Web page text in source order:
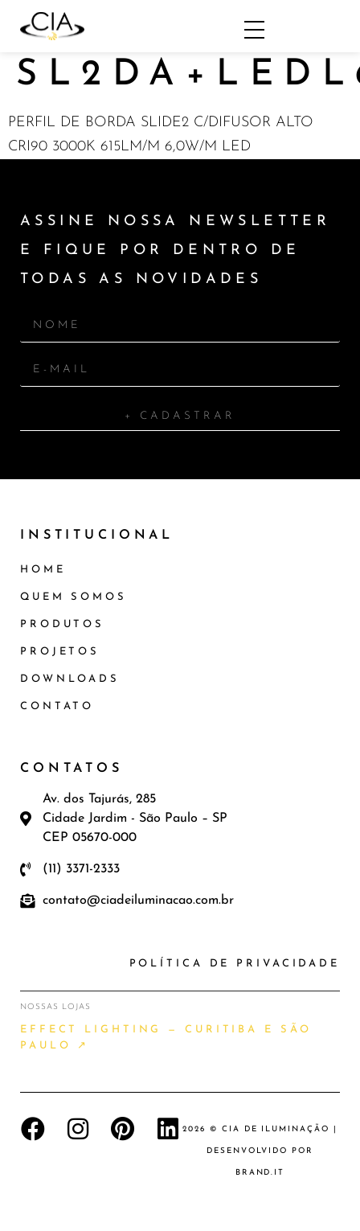
PERFIL DE BORDA SLIDE2 C/DIFUSOR ALTO
CRI90 3000K 615LM/M 6,0W/M LED
ASSINE NOSSA NEWSLETTER
E FIQUE POR DENTRO DE
TODAS AS NOVIDADES
+ CADASTRAR
INSTITUCIONAL
HOME
QUEM SOMOS
PRODUTOS
PROJETOS
DOWNLOADS
CONTATO
CONTATOS
Av. dos Tajurás, 285
Cidade Jardim - São Paulo – SP
CEP 05670-000
(11) 3371-2333
contato@ciadeiluminacao.com.br
POLÍTICA DE PRIVACIDADE
NOSSAS LOJAS
EFFECT LIGHTING — CURITIBA E SÃO
PAULO ↗
2026 © CIA DE ILUMINAÇÃO |
DESENVOLVIDO POR
BRAND.IT